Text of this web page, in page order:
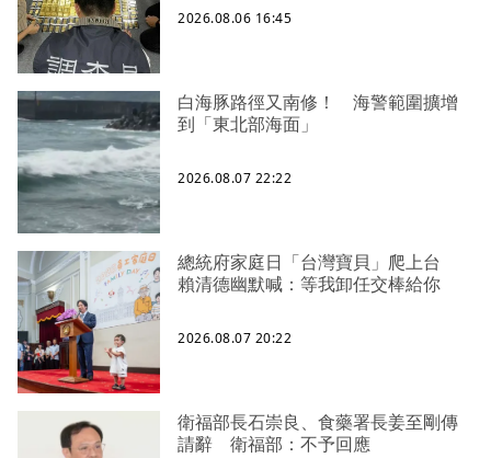
2026.08.06 16:45
白海豚路徑又南修！ 海警範圍擴增
到「東北部海面」
2026.08.07 22:22
總統府家庭日「台灣寶貝」爬上台
賴清德幽默喊：等我卸任交棒給你
2026.08.07 20:22
衛福部長石崇良、食藥署長姜至剛傳
請辭 衛福部：不予回應